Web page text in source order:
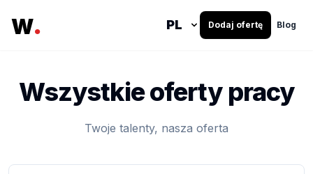
W. Dodaj ofertę Blog
Wszystkie oferty pracy
Twoje talenty, nasza oferta